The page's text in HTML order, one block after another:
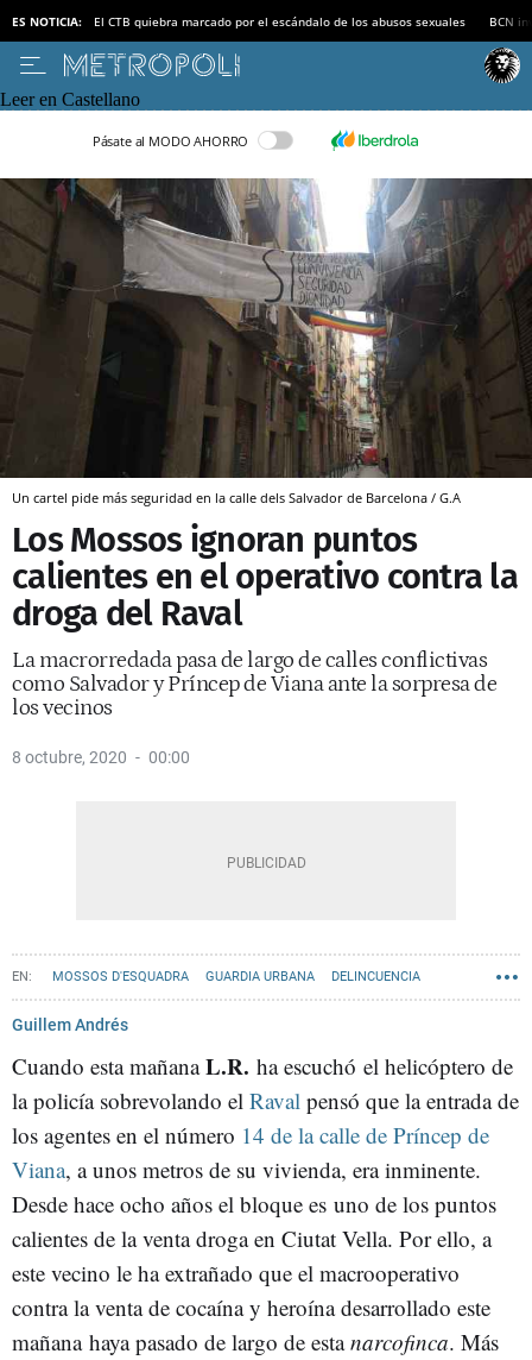
ES NOTICIA: El CTB quiebra marcado por el escándalo de los abusos sexuales BCN
Leer en Castellano
Pásate al MODO AHORRO
Un cartel pide más seguridad en la calle dels Salvador de Barcelona / G.A
Los Mossos ignoran puntos
calientes en el operativo contra la
droga del Raval
La macrorredada pasa de largo de calles conflictivas
como Salvador y Príncep de Viana ante la sorpresa de
los vecinos
8 octubre, 2020 00:00
MOSSOS D'ESQUADRA GUARDIA URBANA DELINCUENCIA
DROGAS REDADA
Guillem Andrés
Cuando esta mañanaL.R. ha escuchó el helicóptero de
la policía sobrevolando el Raval pensó que la entrada de
los agentes en el número 14 de la calle de Príncep de
Viana, a unos metros de su vivienda, era inminente.
Desde hace ocho años el bloque es uno de los puntos
calientes de la venta droga en Ciutat Vella. Por ello, a
este vecino le ha extrañado que el macrooperativo
contra la venta de cocaína y heroína desarrollado este
mañana haya pasado de largo de estanarcofinca. Más